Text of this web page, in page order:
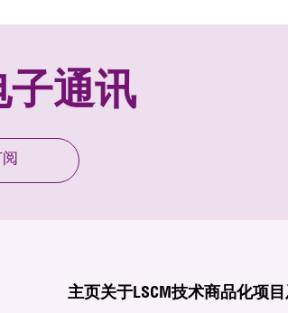
子通讯
主页关于LSCM技术商品化项目